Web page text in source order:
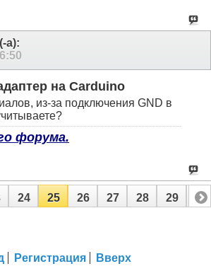
а):
на Carduino
из-за подключения GND в
форума.
24 25 26 27 28 29 30
Регистрация Вверх